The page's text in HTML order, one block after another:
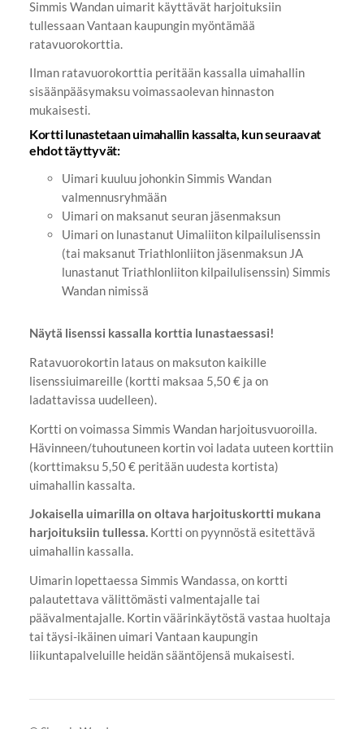
Simmis Wandan uimarit käyttävät harjoituksiin
tullessaan Vantaan kaupungin myöntämää
ratavuorokorttia.
Ilman ratavuorokorttia peritään kassalla uimahallin
sisäänpääsymaksu voimassaolevan hinnaston
mukaisesti.
Kortti lunastetaan uimahallin kassalta, kun seuraavat
ehdot täyttyvät:
Uimari kuuluu johonkin Simmis Wandan
valmennusryhmään
Uimari on maksanut seuran jäsenmaksun
Uimari on lunastanut Uimaliiton kilpailulisenssin
(tai maksanut Triathlonliiton jäsenmaksun JA
lunastanut Triathlonliiton kilpailulisenssin) Simmis
Wandan nimissä
Näytä lisenssi kassalla korttia lunastaessasi!
Ratavuorokortin lataus on maksuton kaikille
lisenssiuimareille (kortti maksaa 5,50 € ja on
ladattavissa uudelleen).
Kortti on voimassa Simmis Wandan harjoitusvuoroilla.
Hävinneen/tuhoutuneen kortin voi ladata uuteen korttiin
(korttimaksu 5,50 € peritään uudesta kortista)
uimahallin kassalta.
Jokaisella uimarilla on oltava harjoituskortti mukana
harjoituksiin tullessa.Kortti on pyynnöstä esitettävä
uimahallin kassalla.
Uimarin lopettaessa Simmis Wandassa, on kortti
palautettava välittömästi valmentajalle tai
päävalmentajalle. Kortin väärinkäytöstä vastaa huoltaja
tai täysi-ikäinen uimari Vantaan kaupungin
liikuntapalveluille heidän sääntöjensä mukaisesti.